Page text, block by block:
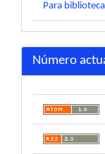
Para
Número